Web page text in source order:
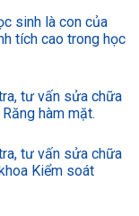
sinh là con của
tích cao trong học
tư vấn sửa chữa
hàm mặt.
tư vấn sửa chữa
Kiểm soát